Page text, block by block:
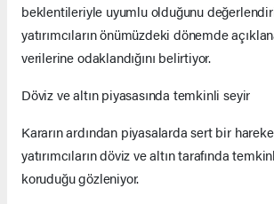
beklentileriyle uyumlu olduğunu
yatırımcıların önümüzdeki dönemde
verilerine odaklandığını belirtiyor.
Döviz ve altın piyasasında temkinli seyir
Kararın ardından piyasalarda sert bir
yatırımcıların döviz ve altın tarafında
koruduğu gözleniyor.